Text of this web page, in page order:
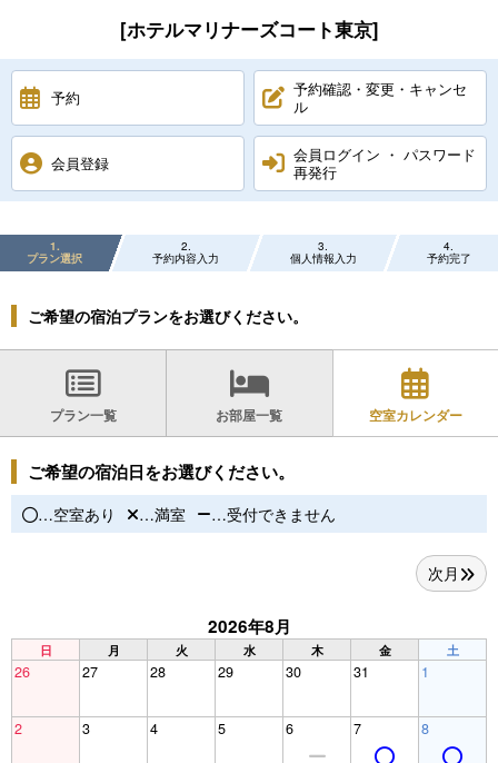
[ホテルマリナーズコート東京]
予約
予約確認・変更・キャンセ
ル
会員登録
会員ログイン ・ パスワード
再発行
1
プラン選択
2
予約内容入力
3
個人情報入力
4
予約完了
ご希望の宿泊プランをお選びください。
プラン一覧 お部屋一覧 空室カレンダー
ご希望の宿泊日をお選びください。
…空室あり …満室 …受付できません
次月
2026年8月
日 月 火 水 木 金 土
26 27 28 29 30 31 1
2 3 4 5 6 7 8